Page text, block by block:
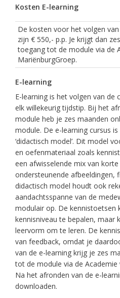
Kosten E-learning
De kosten voor het volgen
zijn € 550,- p.p. Je krijgt dan
toegang tot de module via de
MariënburgGroep.
E-learning
E-learning is het volgen van de
elk willekeurig tijdstip. Bij het
module heb je zes maanden
module. De e-learning cursus
‘didactisch model’. Dit model
en oefenmateriaal zoals
een afwisselende mix van
ondersteunende afbeeldingen,
didactisch model houdt ook
aandachtsspanne van de
modulair op. De kennistoetsen
kennisniveau te bepalen, maar
leervorm om te leren. De
van feedback, omdat je
van de e-learning krijg je zes
tot de module via de Academie
Na het afronden van de e-
downloaden.